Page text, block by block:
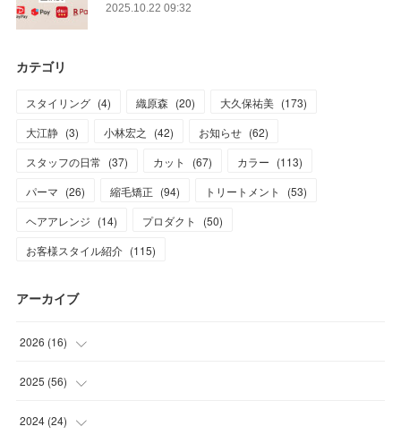
2025.10.22 09:32
カテゴリ
スタイリング (4) 織原森 (20) 大久保祐美 (173)
大江静 (3) 小林宏之 (42) お知らせ (62)
スタッフの日常 (37) カット (67) カラー (113)
パーマ (26) 縮毛矯正 (94) トリートメント (53)
ヘアアレンジ (14) プロダクト (50)
お客様スタイル紹介 (115)
アーカイブ
2026 (16)
(1
(1
2025 (56)
(5
2024 (24)